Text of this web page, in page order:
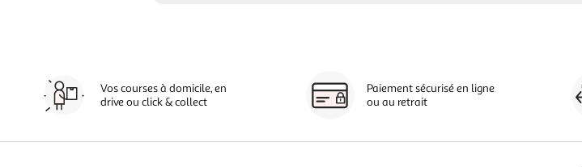
Vos courses à domicile, en
drive ou click & collect
Paiement sécurisé en ligne
ou au retrait